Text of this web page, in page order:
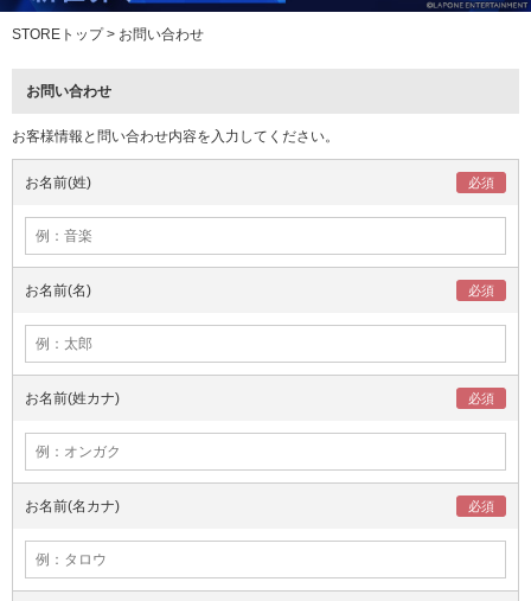
STOREトップ> お問い合わせ
お問い合わせ
お客様情報と問い合わせ内容を入力してください。
お名前(姓)
お名前(名)
お名前(姓カナ)
お名前(名カナ)